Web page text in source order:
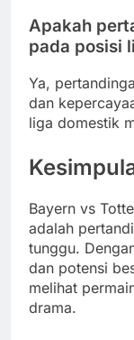
Apakah
pada posisi
Ya,
dan
liga domestik
Bayern vs
adalah
tunggu.
dan potensi
melihat
drama.